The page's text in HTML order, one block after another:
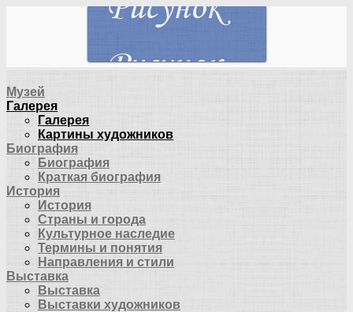
Музей
Галерея
Галерея
Картины художников
Биография
Биография
Краткая биография
История
История
Страны и города
Культурное наследие
Термины и понятия
Направления и стили
Выставка
Выставка
Выставки художников